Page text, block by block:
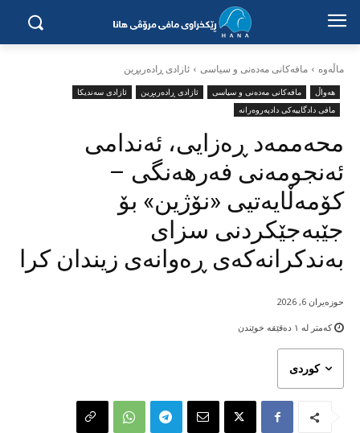
ماڵه‌وه‌ مافەکانی مەدەنی و سیاسی ئازادی ڕادەربڕین
هەواڵ مافەکانی مەدەنی و سیاسی ئازادی ڕادەربڕین
ئازادی سەندیکا
مافی دادگاییەکی دادپەروەرانە
محەممەد ڕەزایی، ئەندامی
ئەنجومەنی فەرهەنگی –
کۆمەڵایەتیی «نۆژین» بۆ
جێبەجێکردنی سزای
بەندکرانەکەی ڕەوانەی زیندان کرا
کوردی
کەمتر لە ١ دەقێقە خوێندن
حوزه‌یران 6, 2026